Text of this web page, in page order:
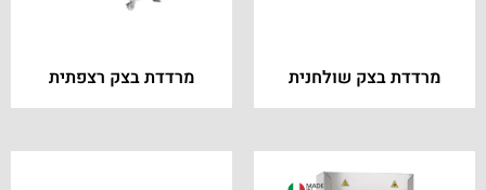
מרדדת בצק שולחנית מרדדת בצק רצפתית